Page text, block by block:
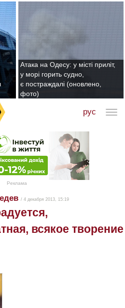
Атака на Одесу: у місті приліт,
у морі горить судно,
є постраждалі (оновлено,
фото)
рус
Реклама
/ 4 декабря 2013, 15:19
всякое творение